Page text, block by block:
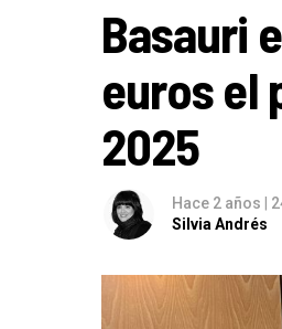
Basauri
euros el
2025
Hace 2 años |
Silvia Andrés